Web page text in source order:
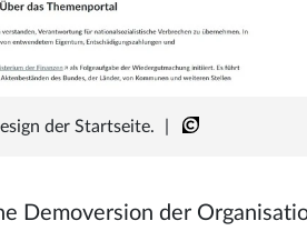
der Startseite.
Demoversion der